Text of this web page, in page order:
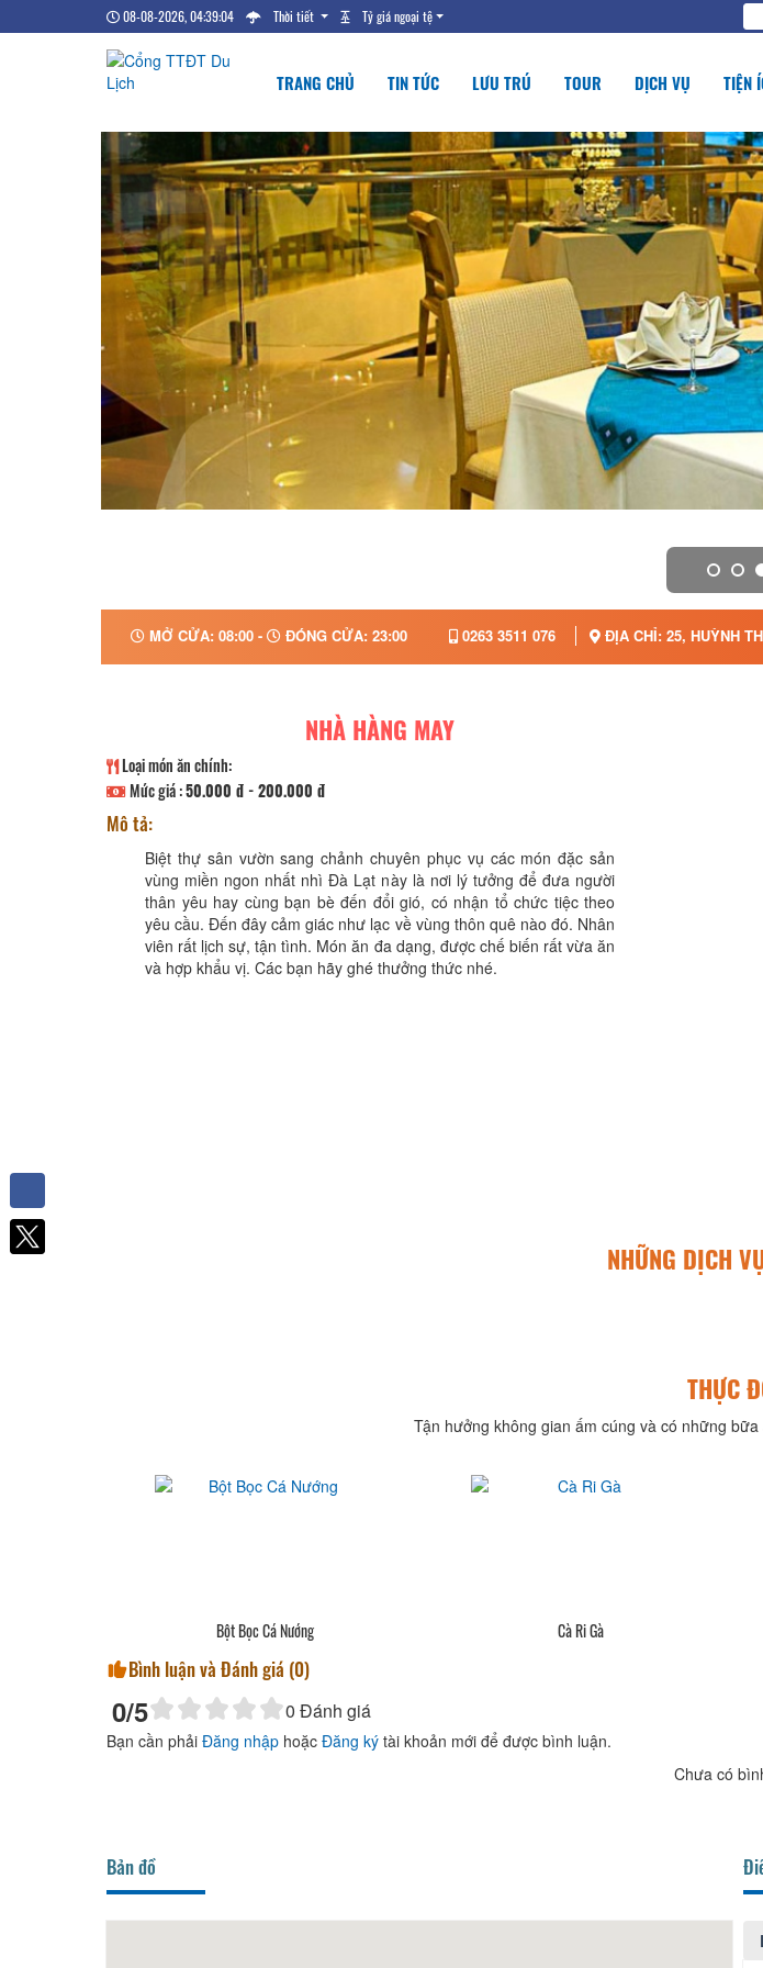
08-08-2026, 04:39:04 Thời tiết Tỷ giá ngoại tệ
TRANG CHỦ TIN TỨC LƯU TRÚ TOUR DỊCH VỤ TIỆN
MỞ CỬA: 08:00 - ĐÓNG CỬA: 23:00 0263 3511 076 ĐỊA CHỈ: 25, HUỲNH
NHÀ HÀNG MAY
Loại món ăn chính:
Mức giá :50.000 đ - 200.000 đ
Mô tả:
Biệt thự sân vườn sang chảnh chuyên phục vụ các món đặc sản
vùng miền ngon nhất nhì Đà Lạt này là nơi lý tưởng để đưa người
thân yêu hay cùng bạn bè đến đổi gió, có nhận tổ chức tiệc theo
yêu cầu. Đến đây cảm giác như lạc về vùng thôn quê nào đó. Nhân
viên rất lịch sự, tận tình. Món ăn đa dạng, được chế biến rất vừa ăn
và hợp khẩu vị. Các bạn hãy ghé thưởng thức nhé.
NHỮNG DỊCH
THỰC
Tận hưởng không gian ấm cúng và có những
Bột Bọc Cá Nướng Cà Ri Gà
Bình luận và Đánh giá (0)
0/5 0 Đánh giá
Bạn cần phải Đăng nhập hoặc Đăng ký tài khoản mới để được bình luận.
Chưa có
Bản đồ
Facebook